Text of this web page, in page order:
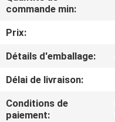
CONTRÔLE
DE
QUALITÉ
commande min:
Prix:
Détails d'emballage:
Délai de livraison:
Conditions de
paiement: